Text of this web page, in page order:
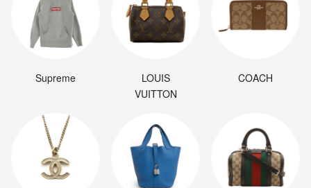
Supreme
LOUIS
VUITTON
COACH